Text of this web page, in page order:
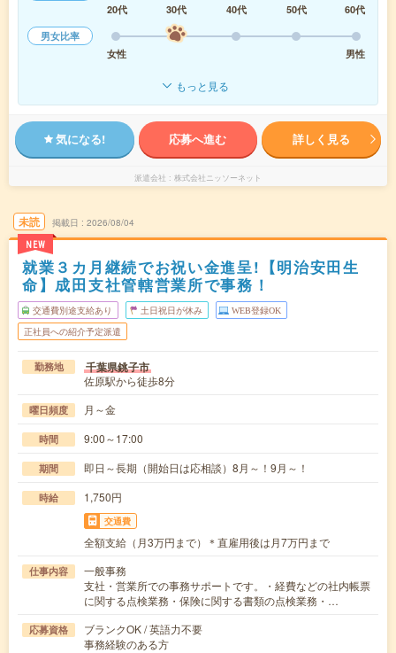
20代
30代 40代 50代
60代
男女比率
女性
男性
もっと見る
気になる! 応募へ進む 詳しく見る
派遣会社 株式会社ニッソーネット
未読
NEW
掲載日 2026/08/04
就業３カ月継続でお祝い金進呈!【明治安田生
命】成田支社管轄営業所で事務！
交通費別途支給あり 土日祝日が休み WEB登録OK
正社員への紹介予定派遣
勤務地 千葉県銚子市
佐原駅から徒歩8分
曜日頻度 月～金
時間 9:00～17:00
期間 即日～長期（開始日は応相談）8月～！9月～！
時給 1,750円
交通費
全額支給（月3万円まで）＊直雇用後は月7万円まで
仕事内容
一般事務
支社・営業所での事務サポートです。・経費などの社内帳票
に関する点検業務・保険に関する書類の点検業務・…
応募資格
ブランクOK / 英語力不要
事務経験のある方